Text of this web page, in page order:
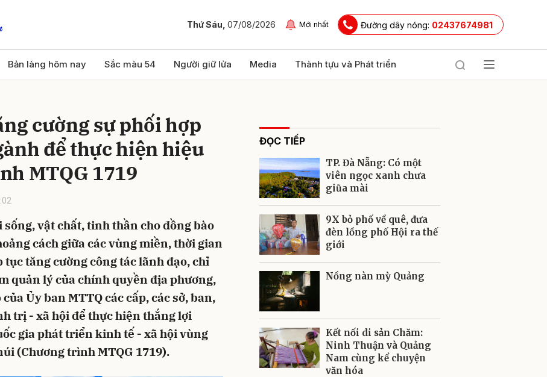
Thứ Sáu, 07/08/2026 Mới nhất Đường dây nóng: 02437674981
Bản làng hôm nay Sắc màu 54 Người giữ lửa Media Thành tựu và Phát triển
cường sự phối hợp
để thực hiện hiệu
MTQG 1719
sống, vật chất, tinh thần cho đồng bào
cách giữa các vùng miền, thời gian
tăng cường công tác lãnh đạo, chỉ
quản lý của chính quyền địa phương,
Ủy ban MTTQ các cấp, các sở, ban,
trị - xã hội để thực hiện thắng lợi
gia phát triển kinh tế - xã hội vùng
(Chương trình MTQG 1719).
ĐỌC TIẾP
TP. Đà Nẵng: Có một
viên ngọc xanh chưa
giũa mài
9X bỏ phố về quê, đưa
đèn lồng phố Hội ra thế
giới
Nồng nàn mỳ Quảng
Kết nối di sản Chăm:
Ninh Thuận và Quảng
Nam cùng kể chuyện
văn hóa
bình luận
Gửi